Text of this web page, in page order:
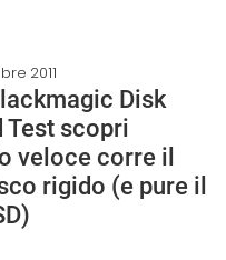
2011
Disk
Test scopri
veloce corre il
rigido (e pure il